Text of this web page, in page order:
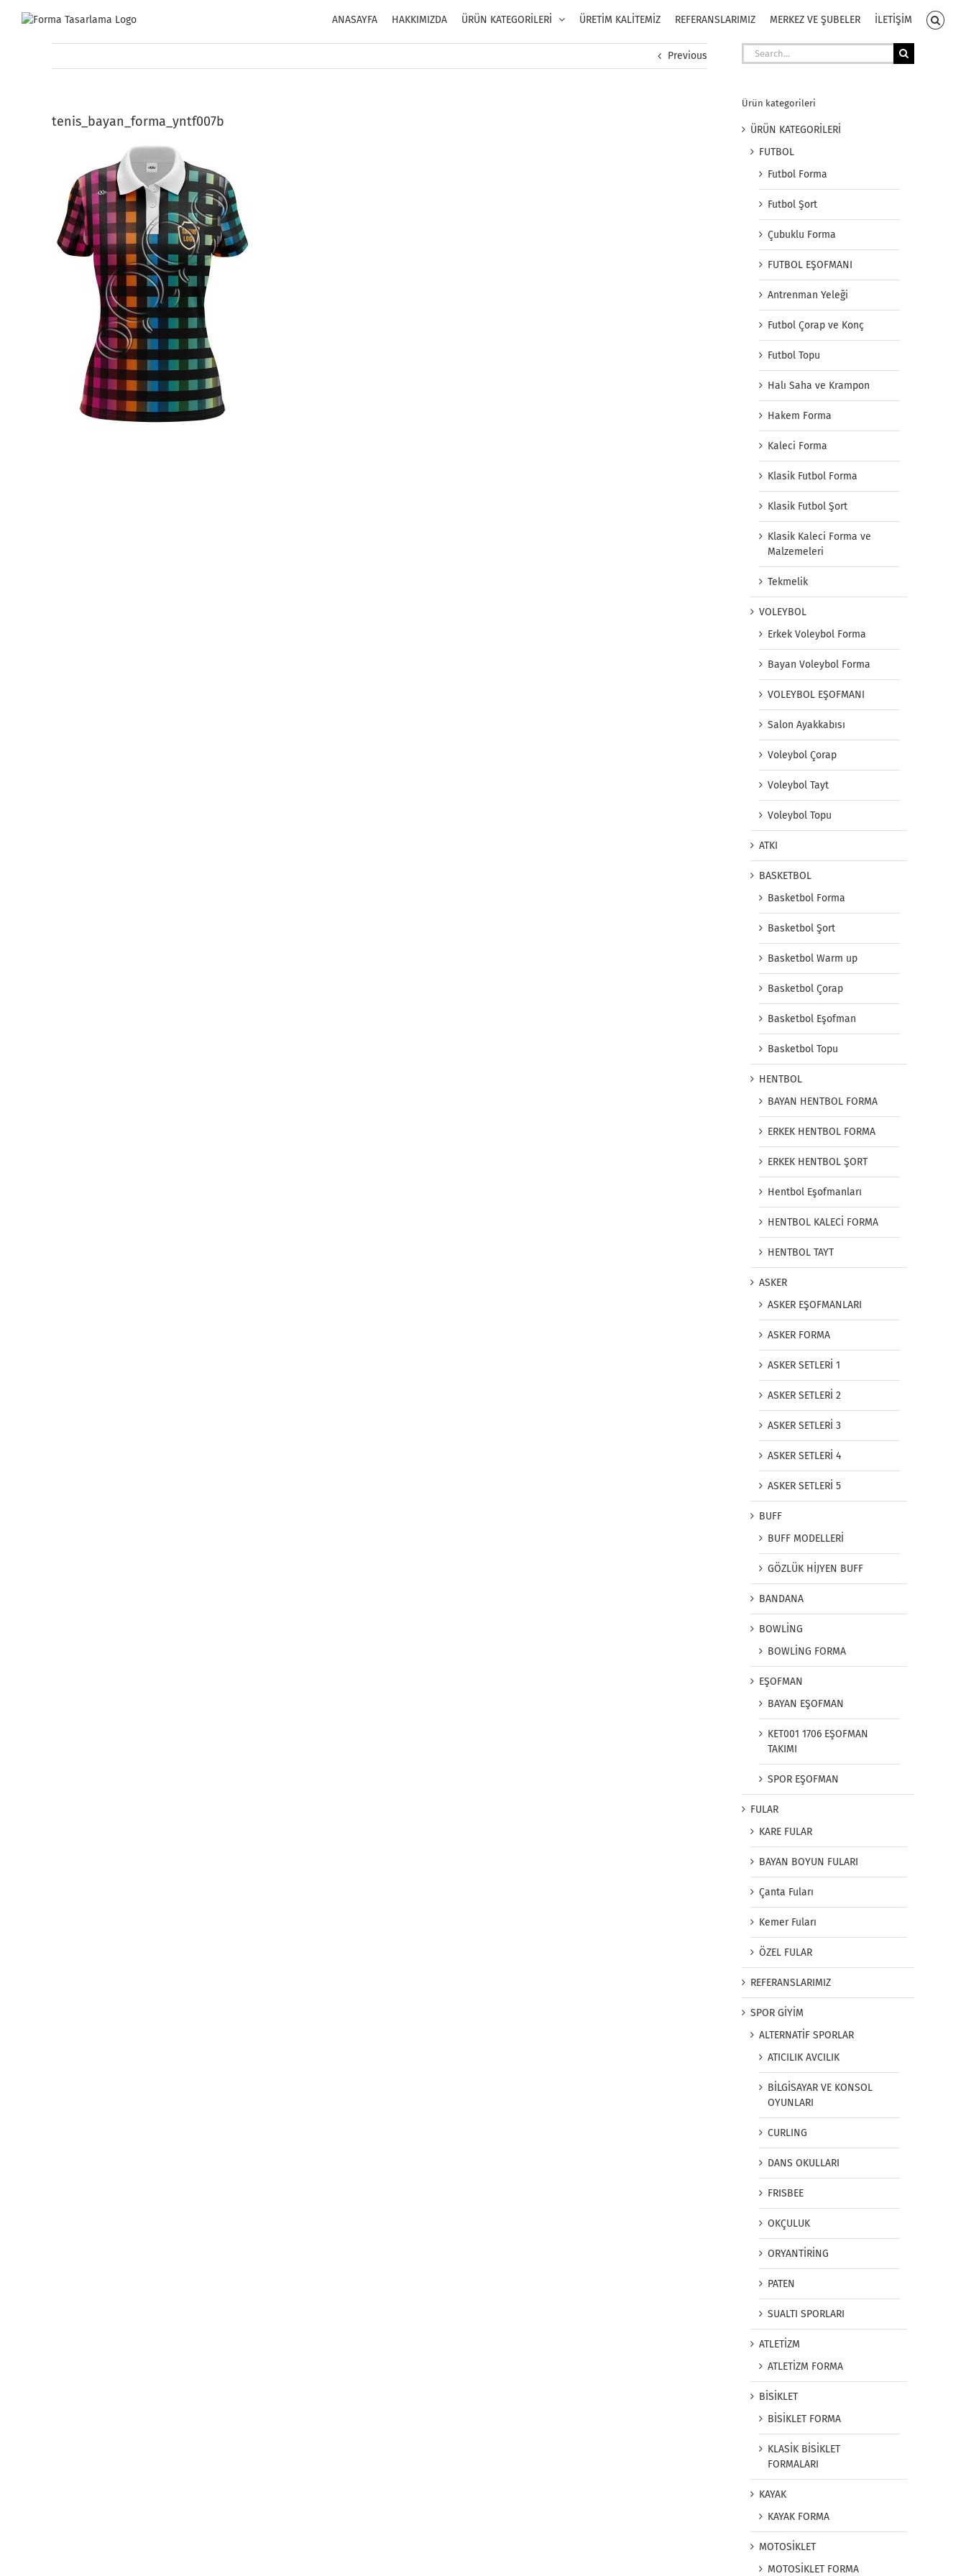
ANASAYFA HAKKIMIZDA ÜRÜN KATEGORİLERİ ÜRETİM KALİTEMİZ REFERANSLARIMIZ MERKEZ VE ŞUBELER İLETİŞİM
Previous
tenis_bayan_forma_yntf007b
Search
for:
Ürün kategorileri
ÜRÜN KATEGORİLERİ
FUTBOL
Futbol Forma
Futbol Şort
Çubuklu Forma
FUTBOL EŞOFMANI
Antrenman Yeleği
Futbol Çorap ve Konç
Futbol Topu
Halı Saha ve Krampon
Hakem Forma
Kaleci Forma
Klasik Futbol Forma
Klasik Futbol Şort
Klasik Kaleci Forma ve
Malzemeleri
Tekmelik
VOLEYBOL
Erkek Voleybol Forma
Bayan Voleybol Forma
VOLEYBOL EŞOFMANI
Salon Ayakkabısı
Voleybol Çorap
Voleybol Tayt
Voleybol Topu
ATKI
BASKETBOL
Basketbol Forma
Basketbol Şort
Basketbol Warm up
Basketbol Çorap
Basketbol Eşofman
Basketbol Topu
HENTBOL
BAYAN HENTBOL FORMA
ERKEK HENTBOL FORMA
ERKEK HENTBOL ŞORT
Hentbol Eşofmanları
HENTBOL KALECİ FORMA
HENTBOL TAYT
ASKER
ASKER EŞOFMANLARI
ASKER FORMA
ASKER SETLERİ 1
ASKER SETLERİ 2
ASKER SETLERİ 3
ASKER SETLERİ 4
ASKER SETLERİ 5
BUFF
BUFF MODELLERİ
GÖZLÜK HİJYEN BUFF
BANDANA
BOWLİNG
BOWLİNG FORMA
EŞOFMAN
BAYAN EŞOFMAN
KET001 1706 EŞOFMAN
TAKIMI
SPOR EŞOFMAN
FULAR
KARE FULAR
BAYAN BOYUN FULARI
Çanta Fuları
Kemer Fuları
ÖZEL FULAR
REFERANSLARIMIZ
SPOR GİYİM
ALTERNATİF SPORLAR
ATICILIK AVCILIK
BİLGİSAYAR VE KONSOL
OYUNLARI
CURLING
DANS OKULLARI
FRISBEE
OKÇULUK
ORYANTİRİNG
PATEN
SUALTI SPORLARI
ATLETİZM
ATLETİZM FORMA
BİSİKLET
BİSİKLET FORMA
KLASİK BİSİKLET
FORMALARI
KAYAK
KAYAK FORMA
MOTOSİKLET
MOTOSİKLET FORMA